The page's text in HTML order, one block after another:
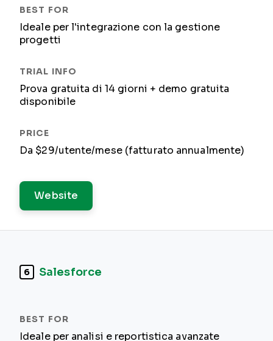
Ideale per l'integrazione con la gestione
progetti
Prova gratuita di 14 giorni + demo gratuita
disponibile
Da $29/utente/mese (fatturato annualmente)
Website
6 Salesforce
Ideale per analisi e reportistica avanzate